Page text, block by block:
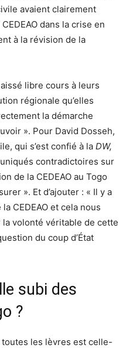
avaient clairement
dans la crise en
à la révision de la
libre cours à leurs
régionale qu’elles
la démarche
». Pour David Dosseh,
qui s’est confié à la DW,
contradictoires sur
de la CEDEAO au Togo
». Et d’ajouter : « Il y a
CEDEAO et cela nous
volonté véritable de cette
du coup d’État
subi des
?
les lèvres est celle-